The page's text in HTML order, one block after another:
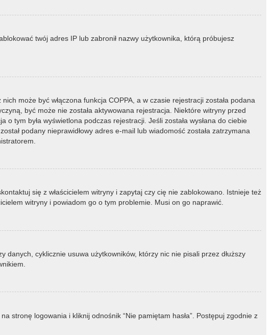
twój adres IP lub zabronił nazwy użytkownika, którą próbujesz
może być włączona funkcja COPPA, a w czasie rejestracji została podana
być może nie została aktywowana rejestracja. Niektóre witryny przed
tym była wyświetlona podczas rejestracji. Jeśli została wysłana do ciebie
podany nieprawidłowy adres e-mail lub wiadomość została zatrzymana
się z właścicielem witryny i zapytaj czy cię nie zablokowano. Istnieje też
witryny i powiadom go o tym problemie. Musi on go naprawić.
danych, cyklicznie usuwa użytkowników, którzy nic nie pisali przez dłuższy
stronę logowania i kliknij odnośnik “Nie pamiętam hasła”. Postępuj zgodnie z